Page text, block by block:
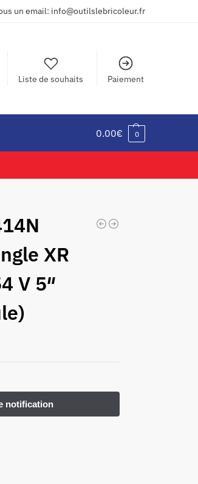
un email: info@outilslebricoleur.fr
Liste de souhaits Paiement
0.00€ 0
XR
V 5″